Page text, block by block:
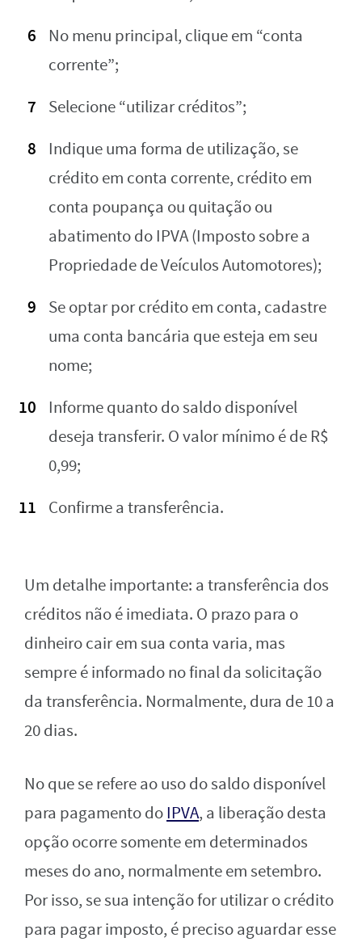
No menu principal, clique em “conta
corrente”;
Selecione “utilizar créditos”;
Indique uma forma de utilização, se
crédito em conta corrente, crédito em
conta poupança ou quitação ou
abatimento do IPVA (Imposto sobre a
Propriedade de Veículos Automotores);
Se optar por crédito em conta, cadastre
uma conta bancária que esteja em seu
nome;
Informe quanto do saldo disponível
deseja transferir. O valor mínimo é de R$
0,99;
Confirme a transferência.
Um detalhe importante: a transferência dos
créditos não é imediata. O prazo para o
dinheiro cair em sua conta varia, mas
sempre é informado no final da solicitação
da transferência. Normalmente, dura de 10 a
20 dias.
No que se refere ao uso do saldo disponível
para pagamento doIPVA, a liberação desta
opção ocorre somente em determinados
meses do ano, normalmente em setembro.
Por isso, se sua intenção for utilizar o crédito
para pagar imposto, é preciso aguardar esse